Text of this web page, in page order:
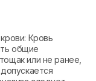
Кровь
общие
или не ранее,